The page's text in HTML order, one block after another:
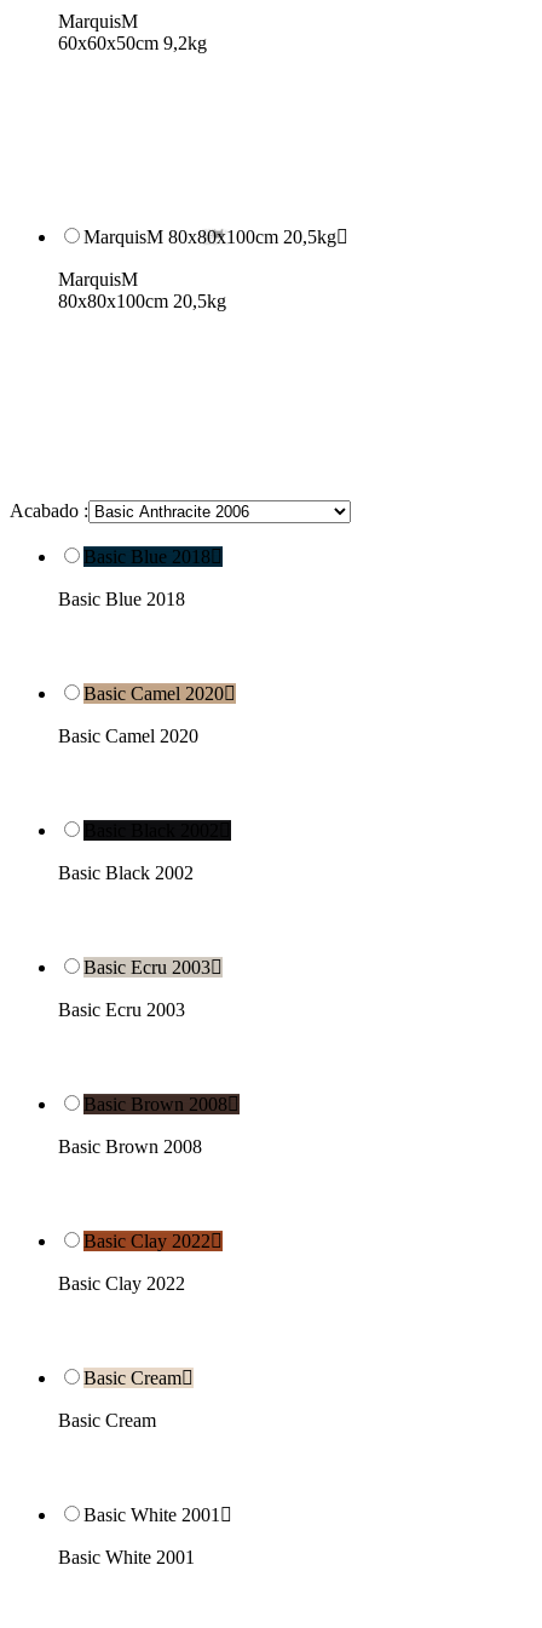
MarquisM
60x60x50cm 9,2kg
MarquisM 80x80x100cm 20,5kg
MarquisM
80x80x100cm 20,5kg
Acabado :
Basic Blue 2018
Basic Blue 2018
Basic Camel 2020
Basic Camel 2020
Basic Black 2002
Basic Ecru 2003
Basic Ecru 2003
Basic Brown 2008
Basic Brown 2008
Basic Clay 2022
Basic Clay 2022
Basic Cream
Basic Cream
Basic White 2001 
Basic White 2001